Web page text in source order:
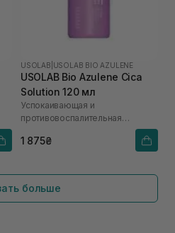
USOLAB USOLAB BIO AZULENE
USOLAB Bio Azulene Cica
Solution 120 мл
Успокаивающая и
противовоспалительная
чувствительной и проблемной
1 875₴
больше